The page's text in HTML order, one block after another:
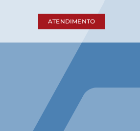
ATENDIMENTO